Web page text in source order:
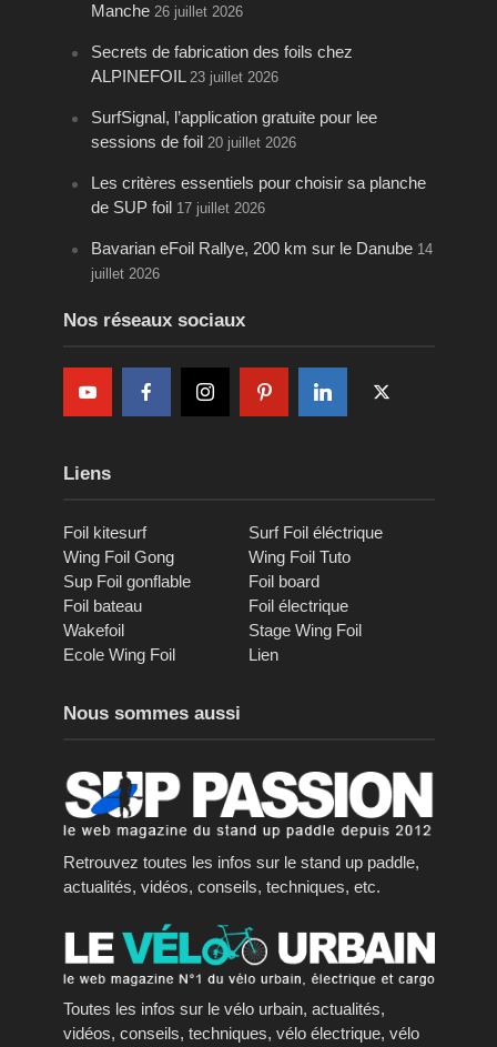
Manche 26 juillet 2026
Secrets de fabrication des foils chez
ALPINEFOIL 23 juillet 2026
SurfSignal, l’application gratuite pour lee
sessions de foil 20 juillet 2026
Les critères essentiels pour choisir sa planche
de SUP foil 17 juillet 2026
Bavarian eFoil Rallye, 200 km sur le Danube 14
juillet 2026
Nos réseaux sociaux
Liens
Foil kitesurf
Surf Foil éléctrique
Wing Foil Gong
Wing Foil Tuto
Sup Foil gonflable
Foil board
Foil bateau
Foil électrique
Wakefoil
Stage Wing Foil
Ecole Wing Foil
Lien
Nous sommes aussi
Retrouvez toutes les infos sur le stand up paddle,
actualités, vidéos, conseils, techniques, etc.
Toutes les infos sur le vélo urbain, actualités,
vidéos, conseils, techniques, vélo électrique, vélo